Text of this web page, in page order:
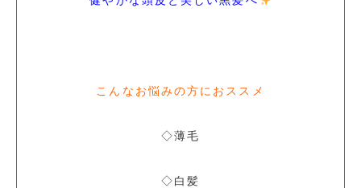
こんなお悩みの方におススメ
◇薄毛
◇白髪